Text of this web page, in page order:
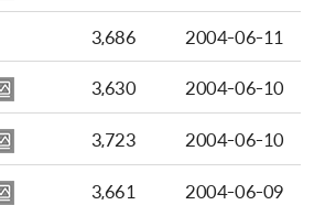
3,686
2004-06-11
3,630
2004-06-10
3,723
2004-06-10
3,661
2004-06-09